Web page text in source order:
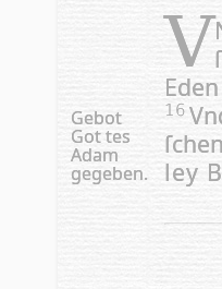
Gebot
Got tes
Adam
gegeben.
V
16
ley